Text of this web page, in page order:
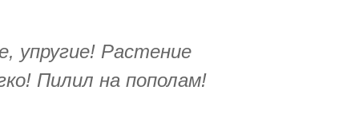
упругие! Растение
Пилил на пополам!